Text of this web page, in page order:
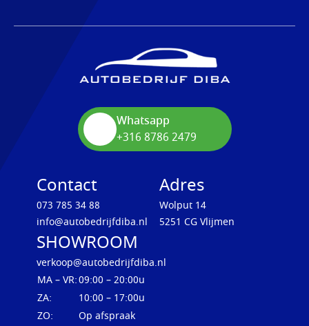
Whatsapp
+316 8786 2479
Contact
073 785 34 88
info@autobedrijfdiba.nl
Adres
Wolput 14
5251 CG Vlijmen
SHOWROOM
verkoop@autobedrijfdiba.nl
MA – VR:09:00 – 20:00u
ZA:
10:00 – 17:00u
ZO:
Op afspraak